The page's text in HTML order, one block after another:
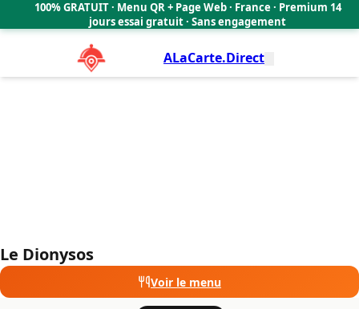
100% GRATUIT · Menu QR + Page Web · France · Premium 14
jours essai gratuit · Sans engagement
ALaCarte.Direct
Le Dionysos
Voir le menu
Le Dionysos